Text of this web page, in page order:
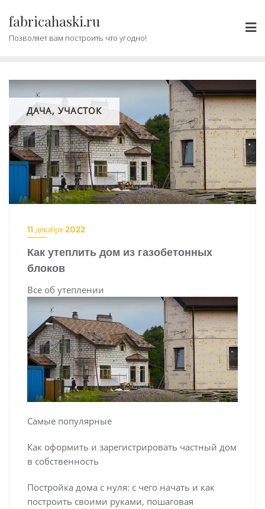
содержимому
fabricahaski.ru
Позволяет вам построить что угодно!
ДАЧА, УЧАСТОК
11 декабря 2022
Как утеплить дом из газобетонных
блоков
Все об утеплении
Самые популярные
Как оформить и зарегистрировать частный дом
в собственность
Постройка дома с нуля: с чего начать и как
построить своими руками, пошаговая